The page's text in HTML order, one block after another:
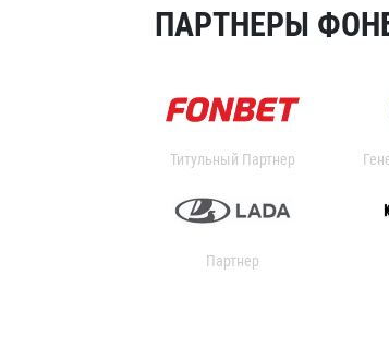
ПАРТНЕРЫ
Титульный Партнер
Партнер